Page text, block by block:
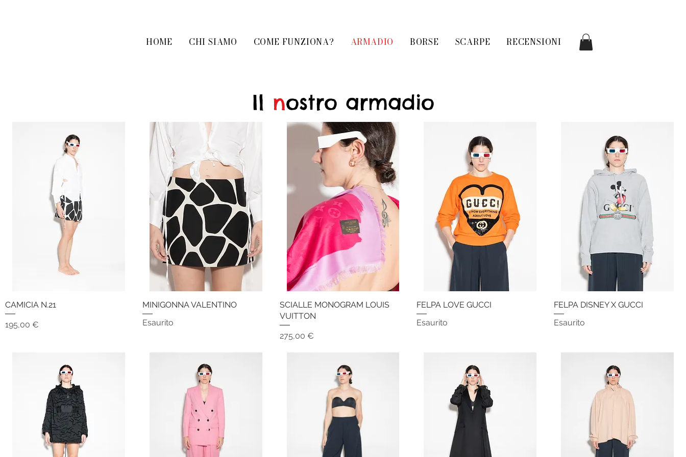
HOME CHI SIAMO COME FUNZIONA? ARMADIO BORSE SCARPE RECENSIONI
Il nostro armadio
Vista rapida
CAMICIA N.21
Prezzo
195,00 €
Vista rapida
MINIGONNA VALENTINO
Esaurito
Vista rapida
SCIALLE MONOGRAM LOUIS
VUITTON
Prezzo
275,00 €
Vista rapida
FELPA LOVE GUCCI
Esaurito
Vista rapida
FELPA DISNEY X GUCCI
Esaurito